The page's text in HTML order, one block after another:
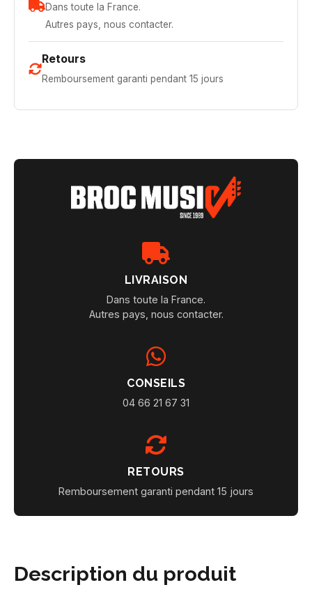
Dans toute la France.
Autres pays, nous contacter.
Retours
Remboursement garanti pendant 15 jours
LIVRAISON
Dans toute la France.
Autres pays, nous contacter.
CONSEILS
04 66 21 67 31
RETOURS
Remboursement garanti pendant 15 jours
Description du produit